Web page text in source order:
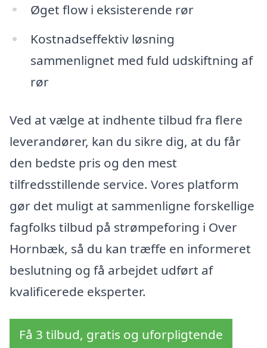
Øget flow i eksisterende rør
Kostnadseffektiv løsning
sammenlignet med fuld udskiftning af
rør
Ved at vælge at indhente tilbud fra flere
leverandører, kan du sikre dig, at du får
den bedste pris og den mest
tilfredsstillende service. Vores platform
gør det muligt at sammenligne forskellige
fagfolks tilbud på strømpeforing i Over
Hornbæk, så du kan træffe en informeret
beslutning og få arbejdet udført af
kvalificerede eksperter.
Få 3 tilbud, gratis og uforpligtende